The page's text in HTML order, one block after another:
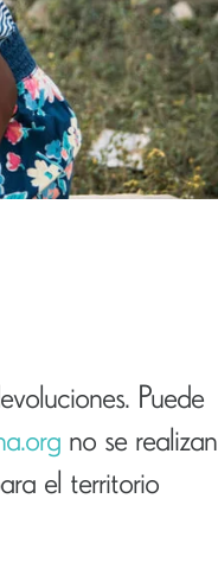
Puede
no se realizan
el territorio